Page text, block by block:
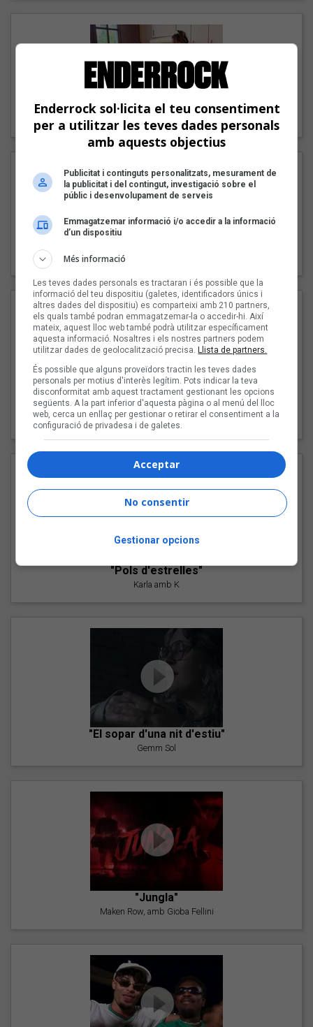
"Lo bueno y lo malo"
Carmen y María
Pep Álvarez amb Joan Muntaner (Xanguito)
"Les cabres"
94 Rules amb Compte
"Pols d'estrelles"
Karla amb K
"El sopar d'una nit d'estiu"
Gemm Sol
"Jungla"
Maken Row, amb Gioba Fellini
Enderrock sol·licita el teu consentiment
per a utilitzar les teves dades personals
amb aquests objectius
Publicitat i continguts personalitzats, mesurament de
la publicitat i del contingut, investigació sobre el
públic i desenvolupament de serveis
Emmagatzemar informació i/o accedir a la informació
d’un dispositiu
Més informació
Les teves dades personals es tractaran i és possible que la
informació del teu dispositiu (galetes, identificadors únics i
altres dades del dispositiu) es comparteixi amb 210 partners,
els quals també podran emmagatzemar-la o accedir-hi. Així
mateix, aquest lloc web també podrà utilitzar específicament
aquesta informació. Nosaltres i els nostres partners podem
utilitzar dades de geolocalització precisa.Llista de partners.
És possible que alguns proveïdors tractin les teves dades
personals per motius d'interès legítim. Pots indicar la teva
disconformitat amb aquest tractament gestionant les opcions
següents. A la part inferior d'aquesta pàgina o al menú del lloc
web, cerca un enllaç per gestionar o retirar el consentiment a la
configuració de privadesa i de galetes.
Acceptar
No consentir
Gestionar opcions